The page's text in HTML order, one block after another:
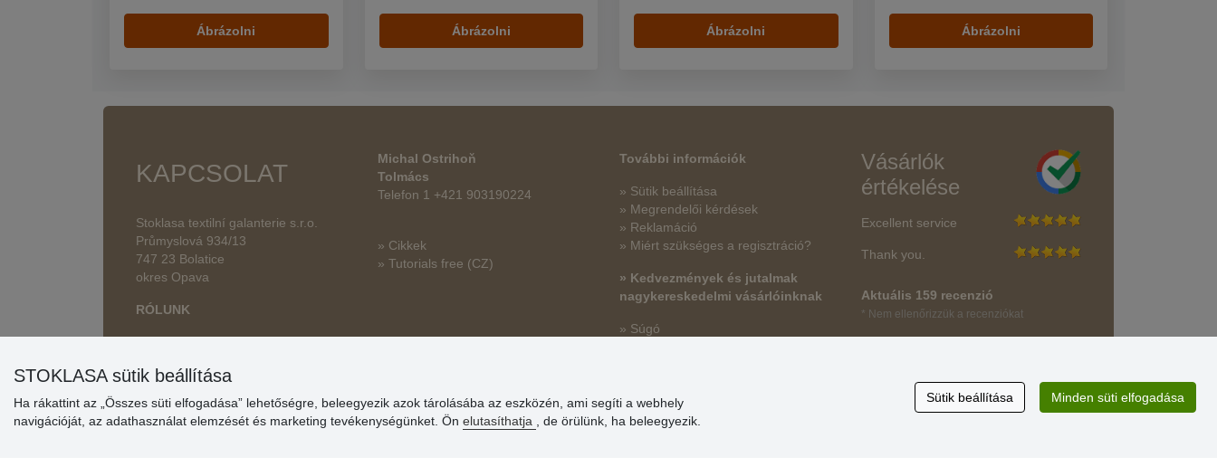
Ábrázolni Ábrázolni Ábrázolni Ábrázolni
KAPCSOLAT
Stoklasa textilní galanterie s.r.o.
Průmyslová 934/13
747 23 Bolatice
okres Opava
RÓLUNK
Michal Ostrihoň
Tolmács
Telefon 1 +421 903190224
» Cikkek
» Tutorials free (CZ)
További információk
» Sütik beállítása
» Megrendelői kérdések
» Reklamáció
» Miért szükséges a regisztráció?
» Kedvezmények és jutalmak
nagykereskedelmi vásárlóinknak
» Súgó
Vásárlók
értékelése
Excellent service
Thank you.
Aktuális 159 recenzió
* Nem ellenőrizzük a recenziókat
STOKLASA sütik beállítása
Ha rákattint az „Összes süti elfogadása” lehetőségre, beleegyezik azok tárolásába az eszközén, ami segíti a webhely
navigációját, az adathasználat elemzését és marketing tevékenységünket. Ön elutasíthatja , de örülünk, ha beleegyezik.
Sütik beállítása Minden süti elfogadása